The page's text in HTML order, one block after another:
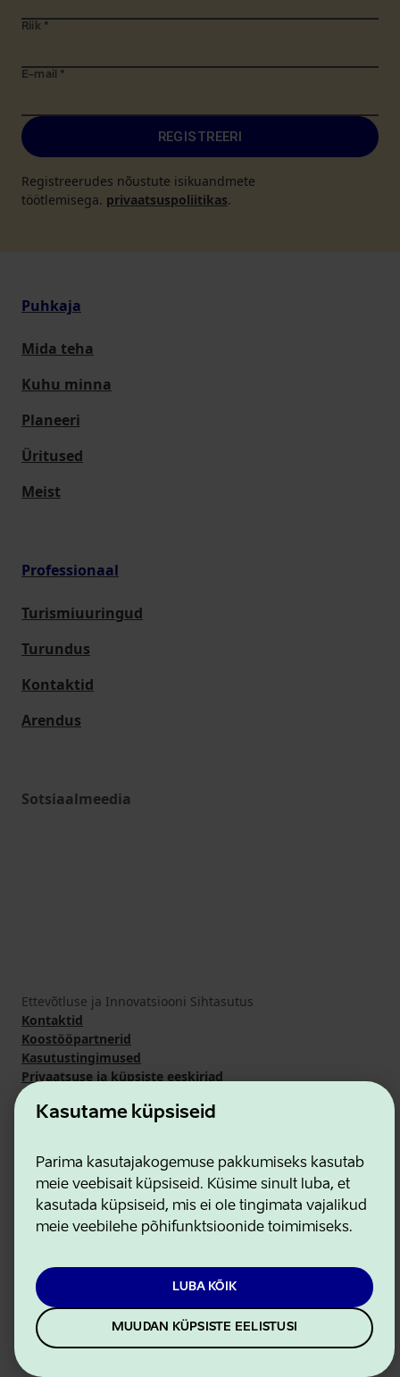
Kasutame küpsiseid
Parima kasutajakogemuse pakkumiseks kasutab
meie veebisait küpsiseid. Küsime sinult luba, et
kasutada küpsiseid, mis ei ole tingimata vajalikud
meie veebilehe põhifunktsioonide toimimiseks.
LUBA KÕIK
MUUDAN KÜPSISTE EELISTUSI
Riik *
E-mail *
REGISTREERI
Registreerudes nõustute isikuandmete
töötlemisega. privaatsuspoliitikas.
Puhkaja
Mida teha
Kuhu minna
Planeeri
Üritused
Meist
Professionaal
Turismiuuringud
Turundus
Kontaktid
Arendus
Sotsiaalmeedia
Ettevõtluse ja Innovatsiooni Sihtasutus
Kontaktid
Koostööpartnerid
Kasutustingimused
Privaatsuse ja küpsiste eeskirjad